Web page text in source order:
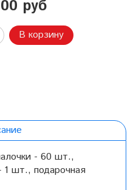
руб
В корзину
- 60 шт.,
1 шт., подарочная